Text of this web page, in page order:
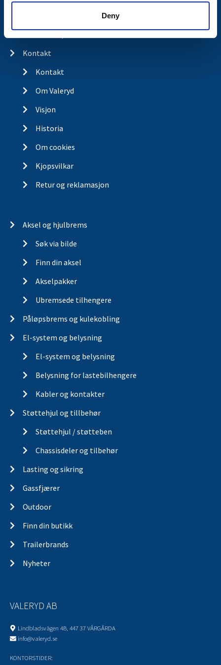
Deny
Kontakt
Kontakt
Om Valeryd
Visjon
Historia
Om cookies
Kjopsvilkar
Retur og reklamasjon
Aksel og hjulbrems
Søk via bilde
Finn din aksel
Akselpakker
Ubremsede tilhengere
Påløpsbrems og kulekobling
El-system og belysning
El-system og belysning
Belysning for lastebilhengere
Kabler og kontakter
Støttehjul og tillbehør
Støttehjul / støtteben
Chassisdeler og tilbehør
Lasting og sikring
Gassfjærer
Outdoor
Finn din butikk
Trailerbrands
Nyheter
VALERYD AB
Lindbladsvägen 4B, 447 37 VÅRGÅRDA
info@valeryd.se
KONTORSTIDER: